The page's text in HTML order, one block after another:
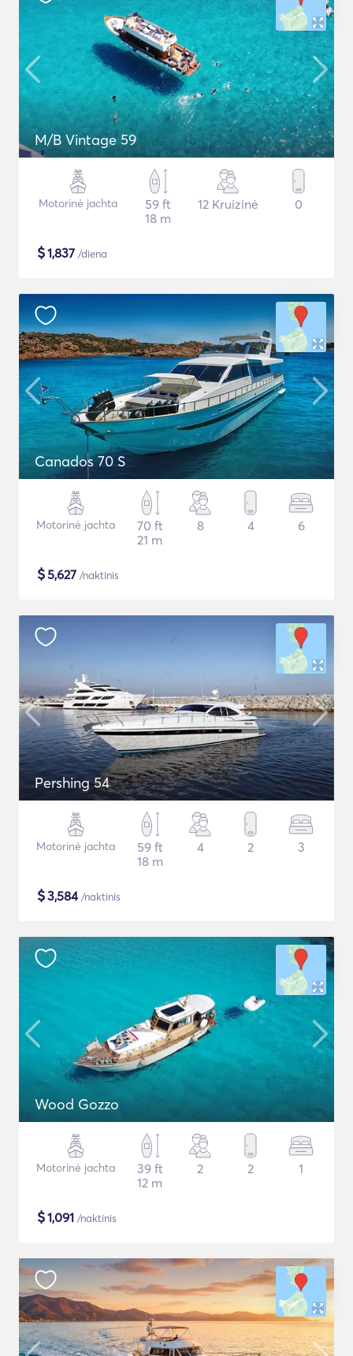
M/B Vintage 59
Motorinė jachta
59 ft
18 m
12 Kruizinė 0
$1,837 /diena
Canados 70 S
Motorinė jachta
70 ft
21 m
8 4 6
$5,627 /naktinis
Pershing 54
Motorinė jachta
59 ft
18 m
4 2 3
$3,584/naktinis
Wood Gozzo
Motorinė jachta
39 ft
12 m
2 2 1
$1,091 /naktinis